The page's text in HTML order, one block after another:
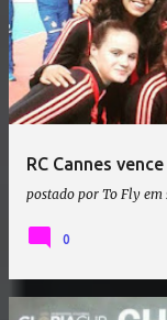
RC Cannes
postado por To Fly em
0